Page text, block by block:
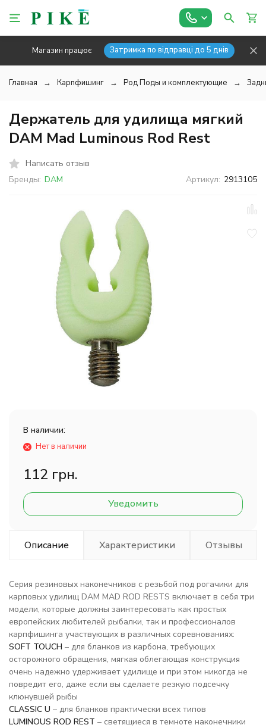
Магазин працює Затримка по відправці до 5 днів
Главная Карпфишинг Род Поды и комплектующие
Держатель для удилища мягкий
DAM Mad Luminous Rod Rest
Написать отзыв
Бренды: DAM Артикул: 2913105
В наличии:
Нет в наличии
112 грн.
Уведомить
Описание Характеристики Отзывы
Серия резиновых наконечников с резьбой под рогачики для
карповых удилищ DAM MAD ROD RESTS включает в себя три
модели, которые должны заинтересовать как простых
европейских любителей рыбалки, так и профессионалов
карпфишинга участвующих в различных соревнованиях:
SOFT TOUCH – для бланков из карбона, требующих
осторожного обращения, мягкая облегающая конструкция
очень надежно удерживает удилище и при этом никогда не
повредит его, даже если вы сделаете резкую подсечку
клюнувшей рыбы
CLASSIC U – для бланков практически всех типов
LUMINOUS ROD REST – светящиеся в темноте наконечники